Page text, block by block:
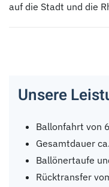
auf die Stadt und die
Unsere
Ballonfahrt von
Gesamtdauer
Ballönertaufe
Rücktransfer